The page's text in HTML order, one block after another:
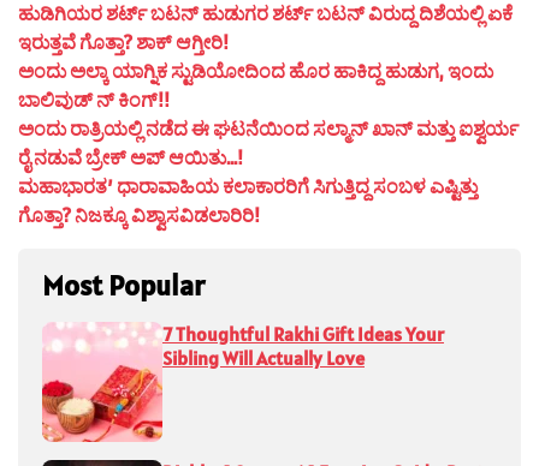
ಹುಡಿಗಿಯರ ಶರ್ಟ್ ಬಟನ್ ಹುಡುಗರ ಶರ್ಟ್ ಬಟನ್ ವಿರುದ್ದ ದಿಶೆಯಲ್ಲಿ ಏಕೆ
ಇರುತ್ತವೆ ಗೊತ್ತಾ? ಶಾಕ್ ಆಗ್ತೀರಿ!
ಅಂದು ಅಲ್ಕಾ ಯಾಗ್ನಿಕ ಸ್ಟುಡಿಯೋದಿಂದ ಹೊರ ಹಾಕಿದ್ದ ಹುಡುಗ, ಇಂದು
ಬಾಲಿವುಡ್ ನ್ ಕಿಂಗ್!!
ಅಂದು ರಾತ್ರಿಯಲ್ಲಿ ನಡೆದ ಈ ಘಟನೆಯಿಂದ ಸಲ್ಮಾನ್ ಖಾನ್ ಮತ್ತು ಐಶ್ವರ್ಯ
ರೈ ನಡುವೆ ಬ್ರೇಕ್ ಅಪ್ ಆಯಿತು…!
ಮಹಾಭಾರತ’ ಧಾರಾವಾಹಿಯ ಕಲಾಕಾರರಿಗೆ ಸಿಗುತ್ತಿದ್ದ ಸಂಬಳ ಎಷ್ಟಿತ್ತು
ಗೊತ್ತಾ? ನಿಜಕ್ಕೂ ವಿಶ್ವಾಸವಿಡಲಾರಿರಿ!
Most Popular
7 Thoughtful Rakhi Gift Ideas Your
Sibling Will Actually Love